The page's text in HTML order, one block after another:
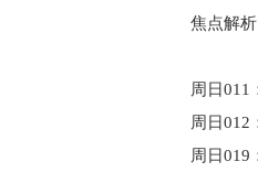
焦点解
周日011
周日012
周日019